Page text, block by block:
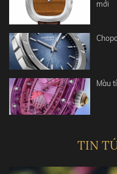
mới
Màu
TIN